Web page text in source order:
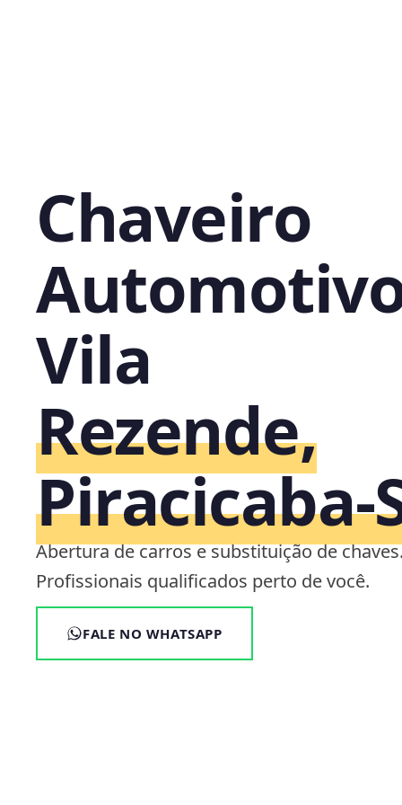
Chaveiro
Vila
Rezende,
Abertura de carros e substituição de
Profissionais qualificados perto de você.
FALE NO WHATSAPP